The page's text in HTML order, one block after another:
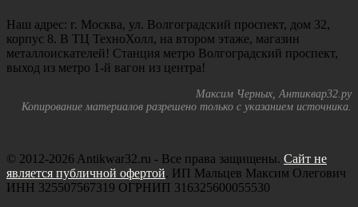
Наш адрес: г. Москва, ул. Волгоградский проспект, дом 32,
корпус 8. В ТЦ ТехноХолл, на втором этаже, магазин
металлоискателей! Станция метро Волгоградский проспект,
выход из метро 1-й вагон из центра!
Максим Черных, Антиквар32.ру
Копирование материалов разрешено только с указанием источника.
© 2012-2026 Antikwar32.ru - Все права защищены. Сайт не
является публичной офертой. ИП Мальцев Максим Олегович
ИНН 325507567319 ОГРНИП 316325600055530